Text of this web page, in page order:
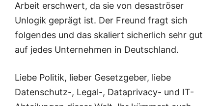
Arbeit erschwert, da sie von desaströser
Unlogik geprägt ist. Der Freund fragt sich
folgendes und das skaliert sicherlich sehr gut
auf jedes Unternehmen in Deutschland.
Liebe Politik, lieber Gesetzgeber, liebe
Datenschutz-, Legal-, Dataprivacy- und IT-